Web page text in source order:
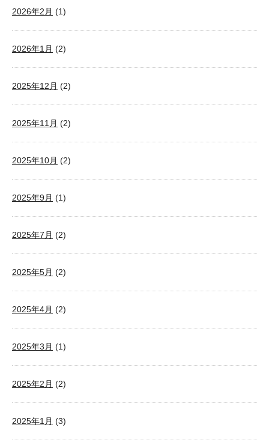
2026年2月 (1)
2026年1月 (2)
2025年12月 (2)
2025年11月 (2)
2025年10月 (2)
2025年9月 (1)
2025年7月 (2)
2025年5月 (2)
2025年4月 (2)
2025年3月 (1)
2025年2月 (2)
2025年1月 (3)